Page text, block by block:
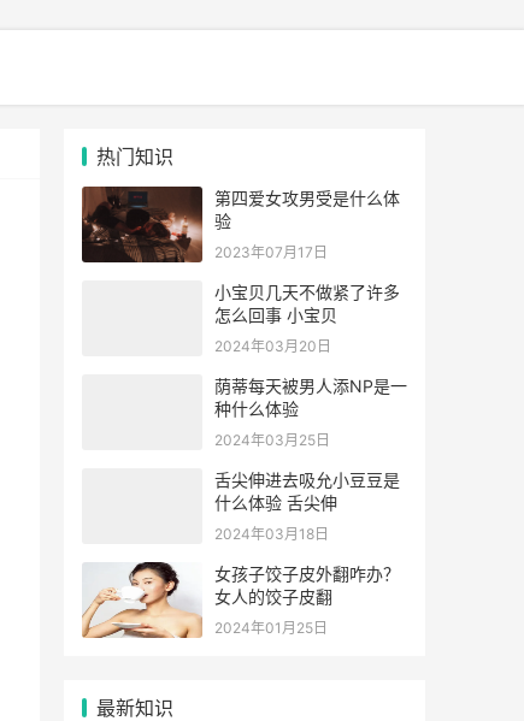
热门知识
第四爱女攻男受是什么体
验
2023年07月17日
小宝贝几天不做紧了许多
怎么回事 小宝贝
2024年03月20日
荫蒂每天被男人添NP是一
种什么体验
2024年03月25日
舌尖伸进去吸允小豆豆是
什么体验 舌尖伸
2024年03月18日
女孩子饺子皮外翻咋办？
女人的饺子皮翻
2024年01月25日
最新知识